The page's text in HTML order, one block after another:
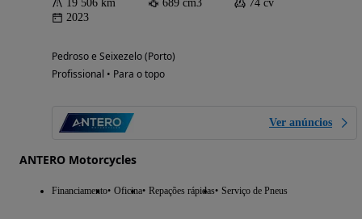
19 506 km 689 cm3
74 cv
2023
Pedroso e Seixezelo (Porto)
Profissional • Para o topo
Ver anúncios
ANTERO Motorcycles
Financiamento Oficina Repações rápidas Serviço de Pneus